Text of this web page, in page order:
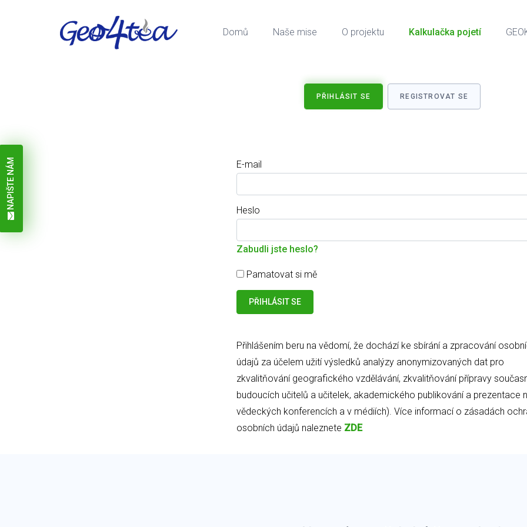
Domů Naše mise O projektu Kalkulačka pojetí
NAPIŠTE NÁM
PŘIHLÁSIT SE REGISTROVAT SE
E-mail
Heslo
Zabudli jste heslo?
Pamatovat si mě
Přihlášením beru na vědomí, že dochází ke sbírání a zpracování
údajů za účelem užití výsledků analýzy anonymizovaných dat pro
zkvalitňování geografického vzdělávání, zkvalitňování přípravy
budoucích učitelů a učitelek, akademického publikování a prezentace
vědeckých konferencích a v médiích). Více informací o zásadách
osobních údajů naleznete ZDE